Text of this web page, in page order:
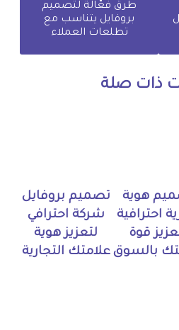
طرق فعّالة لتصميم
بروفايل يتناسب مع
تطلعات العملاء
ذات صلة
هوية
احترافية
قوة
بالسوق
تصميم بروفايل
شركة احترافي
لتعزيز هوية
علامتك التجارية